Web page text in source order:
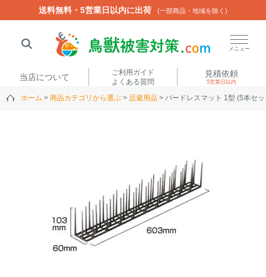
送料無料・5営業日以内に出荷 (一部商品・地域を除く)
メニュー
当店について
ご利用ガイド
よくある質問
見積依頼
5営業日以内
ホーム 商品カテゴリから選ぶ 忌避用品 バードレスマット 1型 (5本セ
送料無料・5営業日以内に出荷 (一部商品・地域を除く)
閉じる
商品カテゴリから選ぶ
電気柵